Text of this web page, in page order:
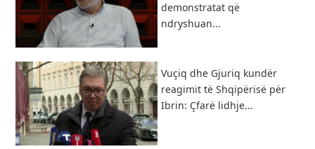
demonstratat që
ndryshuan...
Vuçiq dhe Gjuriq kundër
reagimit të Shqipërisë për
Ibrin: Çfarë lidhje...